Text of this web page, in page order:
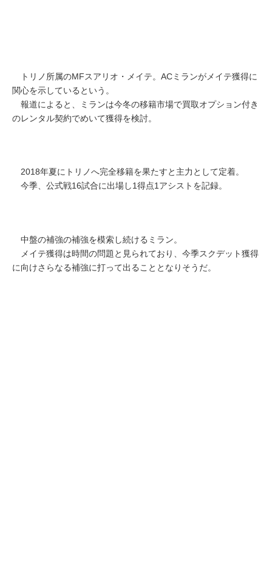
トリノ所属のMFスアリオ・メイテ。ACミランがメイテ獲得に
関心を示しているという。
報道によると、ミランは今冬の移籍市場で買取オプション付き
のレンタル契約でめいて獲得を検討。
2018年夏にトリノへ完全移籍を果たすと主力として定着。
今季、公式戦16試合に出場し1得点1アシストを記録。
中盤の補強の補強を模索し続けるミラン。
メイテ獲得は時間の問題と見られており、今季スクデット獲得
に向けさらなる補強に打って出ることとなりそうだ。